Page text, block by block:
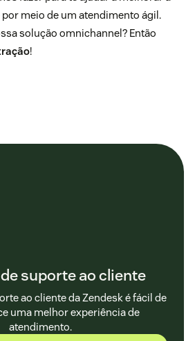
meio de um atendimento ágil.
solução omnichannel? Então
!
suporte ao cliente
ao cliente da Zendesk é fácil de
uma melhor experiência de
atendimento.